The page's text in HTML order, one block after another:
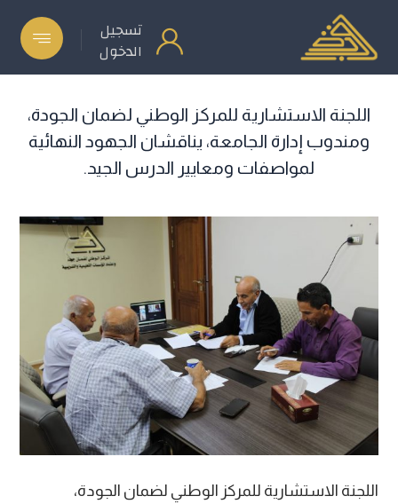
تسجيل
الدخول
اللجنة الاستشارية للمركز الوطني لضمان الجودة،
ومندوب إدارة الجامعة، يناقشان الجهود النهائية
لمواصفات ومعايير الدرس الجيد.
اللجنة الاستشارية للمركز الوطني لضمان الجودة،